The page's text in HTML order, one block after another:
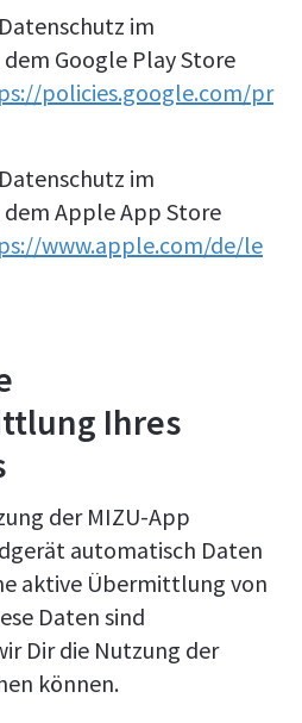
im
Google Play Store
policies.google.com/pr
im
Apple App Store
www.apple.com/de/le
Ihres
der MIZU-App
automatisch Daten
aktive Übermittlung von
Daten sind
Dir die Nutzung der
können.